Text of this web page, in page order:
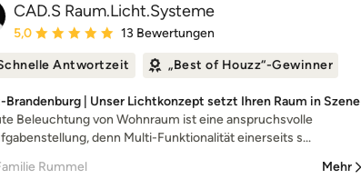
CAD.S Raum.Licht.Systeme
Durchschnittliche Bewertung: 5 von 5 Sternen
5,0 13 Bewertungen
Antwortzeit „Best of Houzz“-Gewinner
Brandenburg | Unser Lichtkonzept setzt Ihren Raum in Szene
Beleuchtung von Wohnraum ist eine anspruchsvolle
denn Multi-Funktionalität einerseits s...
Rummel
Mehr